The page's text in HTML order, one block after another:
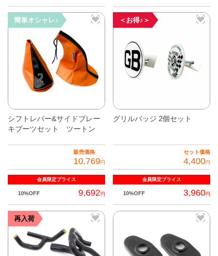
の
バ
シ
ョ
が
あ
り
簡単オシャレ♪
シフトレバー&サイドブレー
キブーツセット ツートン
販売価格
10,769円
会員限定プライス
10%OFF 9,692円
こ
の
商
＜お得♪＞
グリルバッジ 2個セット
セット価格
4,400円
会員限定プライス
10%OFF 3,960円
こ
再入荷